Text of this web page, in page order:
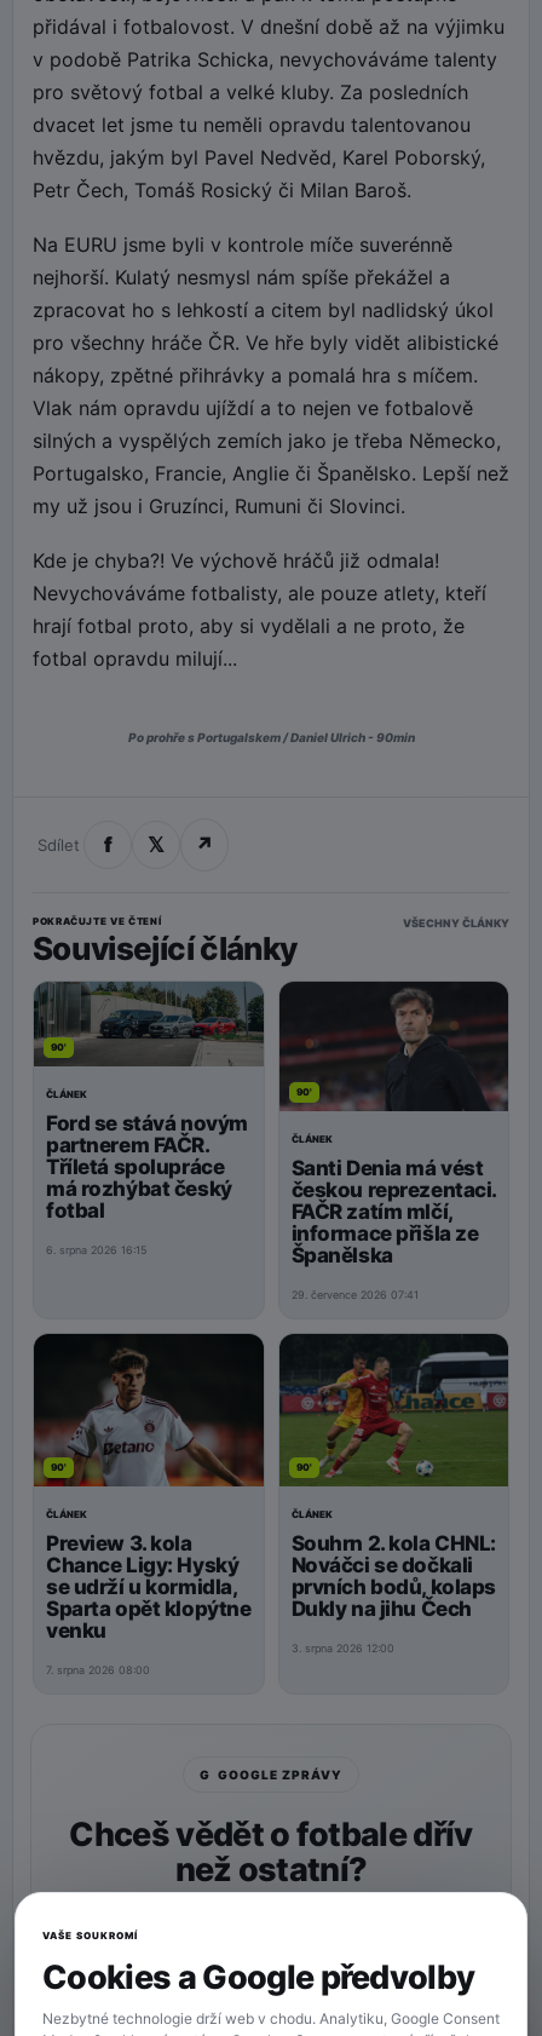
přidával i fotbalovost. V dnešní době až na výjimku
v podobě Patrika Schicka, nevychováváme talenty
pro světový fotbal a velké kluby. Za posledních
dvacet let jsme tu neměli opravdu talentovanou
hvězdu, jakým byl Pavel Nedvěd, Karel Poborský,
Petr Čech, Tomáš Rosický či Milan Baroš.
Na EURU jsme byli v kontrole míče suverénně
nejhorší. Kulatý nesmysl nám spíše překážel a
zpracovat ho s lehkostí a citem byl nadlidský úkol
pro všechny hráče ČR. Ve hře byly vidět alibistické
nákopy, zpětné přihrávky a pomalá hra s míčem.
Vlak nám opravdu ujíždí a to nejen ve fotbalově
silných a vyspělých zemích jako je třeba Německo,
Portugalsko, Francie, Anglie či Španělsko. Lepší než
my už jsou i Gruzínci, Rumuni či Slovinci.
Kde je chyba?! Ve výchově hráčů již odmala!
Nevychováváme fotbalisty, ale pouze atlety, kteří
hrají fotbal proto, aby si vydělali a ne proto, že
fotbal opravdu milují...
Po prohře s Portugalskem / Daniel Ulrich - 90min
Sdílet f 𝕏 ↗
POKRAČUJTE VE ČTENÍ
Související články
VŠECHNY ČLÁNKY
90'
ČLÁNEK
Ford se stává novým
partnerem FAČR.
Tříletá spolupráce
má rozhýbat český
fotbal
6. srpna 2026 16:15
90'
ČLÁNEK
Santi Denia má vést
českou reprezentaci.
FAČR zatím mlčí,
informace přišla ze
Španělska
29. července 2026 07:41
90'
ČLÁNEK
Preview 3. kola
Chance Ligy: Hyský
se udrží u kormidla,
Sparta opět klopýtne
venku
7. srpna 2026 08:00
90'
ČLÁNEK
Souhrn 2. kola CHNL:
Nováčci se dočkali
prvních bodů, kolaps
Dukly na jihu Čech
3. srpna 2026 12:00
G GOOGLE ZPRÁVY
Chceš vědět o fotbale dřív
než ostatní?
Více zpráv na Googlu
VAŠE SOUKROMÍ
Cookies a Google předvolby
Nezbytné technologie drží web v chodu. Analytiku, Google Consent